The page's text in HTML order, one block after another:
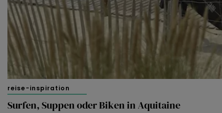
reise-inspiration
Surfen, Suppen oder Biken in Aquitaine